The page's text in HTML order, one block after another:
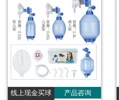
线上现金买球
产品咨询